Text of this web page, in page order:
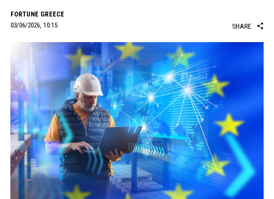
FORTUNE GREECE
03/06/2026, 10:15
SHARE